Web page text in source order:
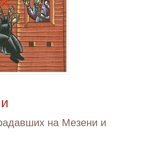
на Мезени и